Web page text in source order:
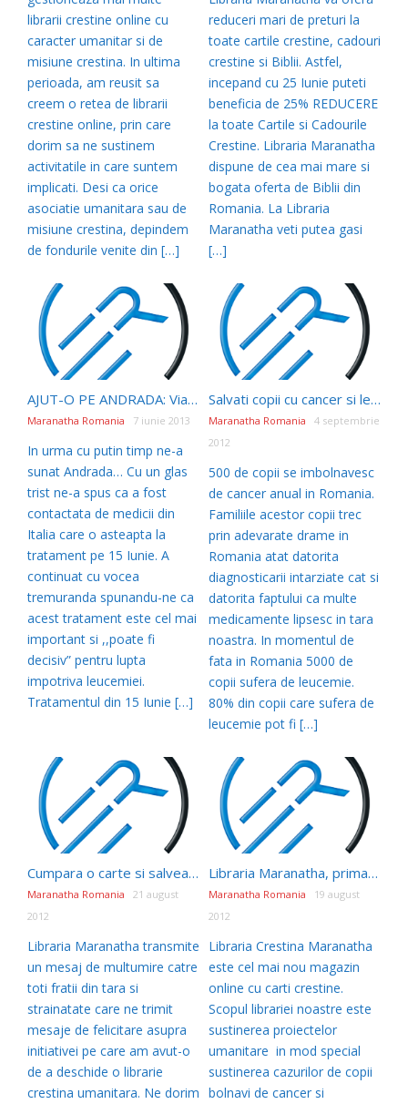
librarii crestine online cu
caracter umanitar si de
misiune crestina. In ultima
perioada, am reusit sa
creem o retea de librarii
crestine online, prin care
dorim sa ne sustinem
activitatile in care suntem
implicati. Desi ca orice
asociatie umanitara sau de
misiune crestina, depindem
de fondurile venite din […]
reduceri mari de preturi la
toate cartile crestine, cadouri
crestine si Biblii. Astfel,
incepand cu 25 Iunie puteti
beneficia de 25% REDUCERE
la toate Cartile si Cadourile
Crestine. Libraria Maranatha
dispune de cea mai mare si
bogata oferta de Biblii din
Romania. La Libraria
Maranatha veti putea gasi
[…]
AJUT-O PE ANDRADA: Viata ei depinde de tratamentul din 15 Iunie! Andrada mai are nevoie de 1300 de euro!
Maranatha Romania 7 iunie 2013
In urma cu putin timp ne-a
sunat Andrada… Cu un glas
trist ne-a spus ca a fost
contactata de medicii din
Italia care o asteapta la
tratament pe 15 Iunie. A
continuat cu vocea
tremuranda spunandu-ne ca
acest tratament este cel mai
important si ,,poate fi
decisiv” pentru lupta
impotriva leucemiei.
Tratamentul din 15 Iunie […]
Salvati copii cu cancer si leucemie
Maranatha Romania
4 septembrie
2012
500 de copii se imbolnavesc
de cancer anual in Romania.
Familiile acestor copii trec
prin adevarate drame in
Romania atat datorita
diagnosticarii intarziate cat si
datorita faptului ca multe
medicamente lipsesc in tara
noastra. In momentul de
fata in Romania 5000 de
copii sufera de leucemie.
80% din copii care sufera de
leucemie pot fi […]
Cumpara o carte si salveaza copii bolnavi de leucemie
Maranatha Romania
21 august
2012
Libraria Maranatha transmite
un mesaj de multumire catre
toti fratii din tara si
strainatate care ne trimit
mesaje de felicitare asupra
initiativei pe care am avut-o
de a deschide o librarie
crestina umanitara. Ne dorim
Libraria Maranatha, prima librarie crestina caritabila din Romania
Maranatha Romania
19 august
2012
Libraria Crestina Maranatha
este cel mai nou magazin
online cu carti crestine.
Scopul librariei noastre este
sustinerea proiectelor
umanitare in mod special
sustinerea cazurilor de copii
bolnavi de cancer si